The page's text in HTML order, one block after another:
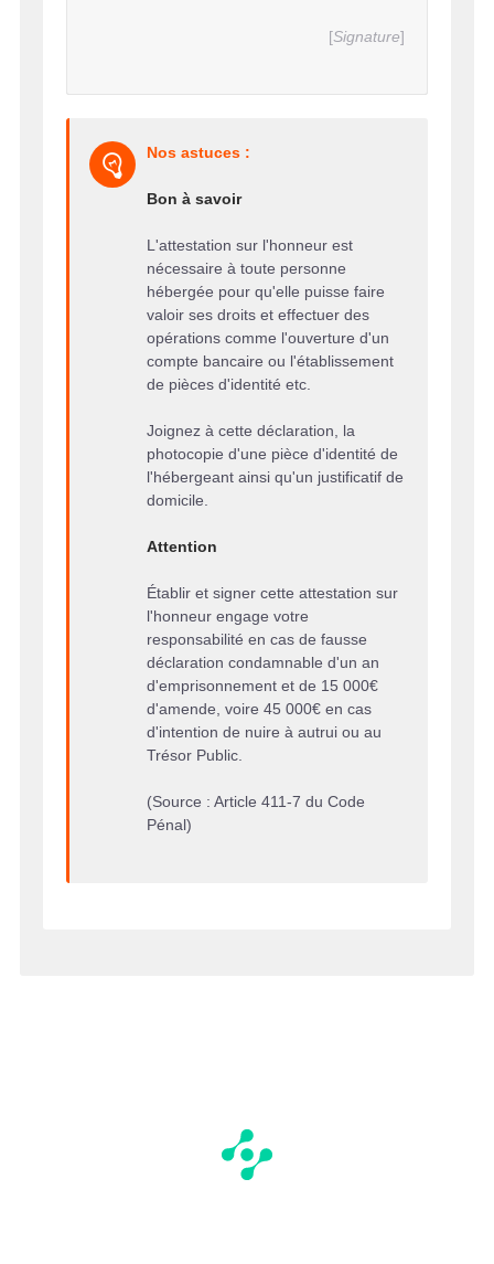
[Signature]
Nos astuces :
Bon à savoir
L'attestation sur l'honneur est
nécessaire à toute personne
hébergée pour qu'elle puisse faire
valoir ses droits et effectuer des
opérations comme l'ouverture d'un
compte bancaire ou l'établissement
de pièces d'identité etc.
Joignez à cette déclaration, la
photocopie d'une pièce d'identité de
l'hébergeant ainsi qu'un justificatif de
domicile.
Attention
Établir et signer cette attestation sur
l'honneur engage votre
responsabilité en cas de fausse
déclaration condamnable d'un an
d'emprisonnement et de 15 000€
d'amende, voire 45 000€ en cas
d'intention de nuire à autrui ou au
Trésor Public.
(Source : Article 411-7 du Code
Pénal)